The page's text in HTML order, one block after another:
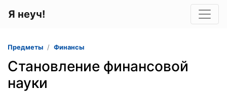
Я неуч!
Предметы Финансы
Становление финансовой
науки